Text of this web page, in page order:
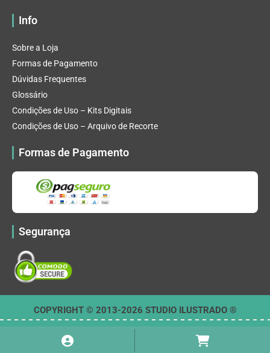
Info
Sobre a Loja
Formas de Pagamento
Dúvidas Frequentes
Glossário
Condições de Uso – Kits Digitais
Condições de Uso – Arquivo de Recorte
Formas de Pagamento
Segurança
COPYRIGHT © 2013-2026 STUDIO ILUSTRADO ®